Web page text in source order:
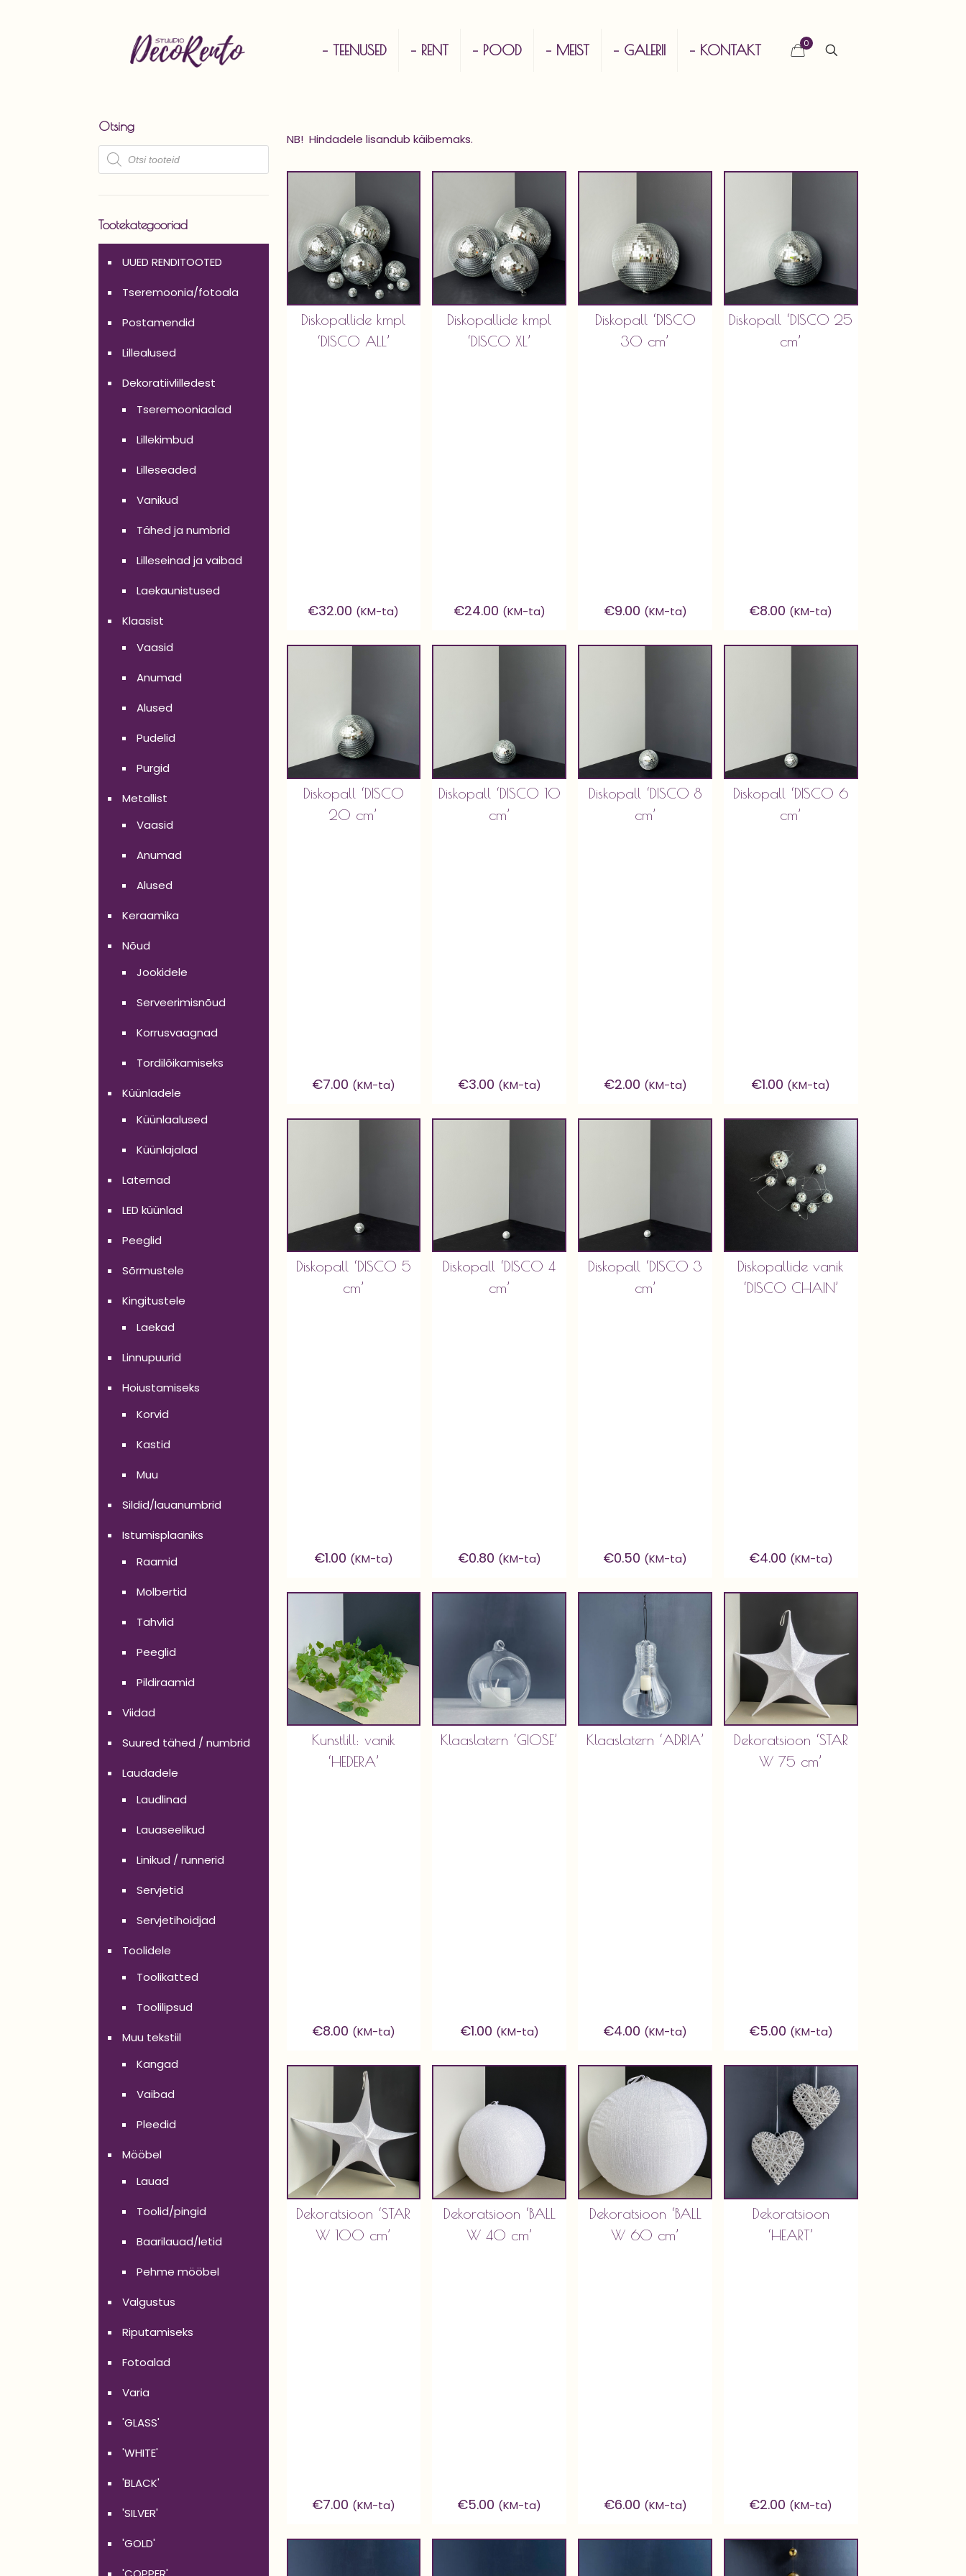
– TEENUSED – RENT – POOD – MEIST – GALERII – KONTAKT 0
NB! Hindadele lisandub käibemaks.
Diskopallide kmpl
‘DISCO ALL’
€32.00 (KM-ta)
Diskopallide kmpl
‘DISCO XL’
€24.00 (KM-ta)
Diskopall ‘DISCO
30 cm’
€9.00 (KM-ta)
Diskopall ‘DISCO 25
cm’
€8.00 (KM-ta)
Diskopall ‘DISCO
20 cm’
€7.00 (KM-ta)
Diskopall ‘DISCO 10
cm’
€3.00 (KM-ta)
Diskopall ‘DISCO 8
cm’
€2.00 (KM-ta)
Diskopall ‘DISCO 6
cm’
€1.00 (KM-ta)
Diskopall ‘DISCO 5
cm’
€1.00 (KM-ta)
Diskopall ‘DISCO 4
cm’
€0.80 (KM-ta)
Diskopall ‘DISCO 3
cm’
€0.50 (KM-ta)
Diskopallide vanik
‘DISCO CHAIN’
€4.00 (KM-ta)
Kunstlill: vanik
‘HEDERA’
€8.00 (KM-ta)
Klaaslatern ‘GIOSE’
€1.00 (KM-ta)
Klaaslatern ‘ADRIA’
€4.00 (KM-ta)
Dekoratsioon ‘STAR
W 75 cm’
€5.00 (KM-ta)
Dekoratsioon ‘STAR
W 100 cm’
€7.00 (KM-ta)
Dekoratsioon ‘BALL
W 40 cm’
€5.00 (KM-ta)
Dekoratsioon ‘BALL
W 60 cm’
€6.00 (KM-ta)
Dekoratsioon
‘HEART’
€2.00 (KM-ta)
Otsing
Products
search
Tootekategooriad
UUED RENDITOOTED
Tseremoonia/fotoala
Postamendid
Lillealused
Dekoratiivlilledest
Tseremooniaalad
Lillekimbud
Lilleseaded
Vanikud
Tähed ja numbrid
Lilleseinad ja vaibad
Laekaunistused
Klaasist
Vaasid
Anumad
Alused
Pudelid
Purgid
Metallist
Vaasid
Anumad
Alused
Keraamika
Nõud
Jookidele
Serveerimisnõud
Korrusvaagnad
Tordilõikamiseks
Küünladele
Küünlaalused
Küünlajalad
Laternad
LED küünlad
Peeglid
Sõrmustele
Kingitustele
Laekad
Linnupuurid
Hoiustamiseks
Korvid
Kastid
Muu
Sildid/lauanumbrid
Istumisplaaniks
Raamid
Molbertid
Tahvlid
Peeglid
Pildiraamid
Viidad
Suured tähed / numbrid
Laudadele
Laudlinad
Lauaseelikud
Linikud / runnerid
Servjetid
Servjetihoidjad
Toolidele
Toolikatted
Toolilipsud
Muu tekstiil
Kangad
Vaibad
Pleedid
Mööbel
Lauad
Toolid/pingid
Baarilauad/letid
Pehme mööbel
Valgustus
Riputamiseks
Fotoalad
Varia
'GLASS'
'WHITE'
'BLACK'
'SILVER'
'GOLD'